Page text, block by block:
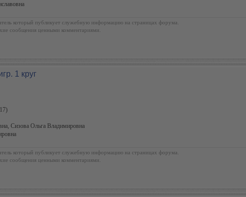
который публикует служебную информацию на страницах форума.
сообщения ценными комментариями.
1 круг
Сизова Ольга Владимировна
который публикует служебную информацию на страницах форума.
сообщения ценными комментариями.